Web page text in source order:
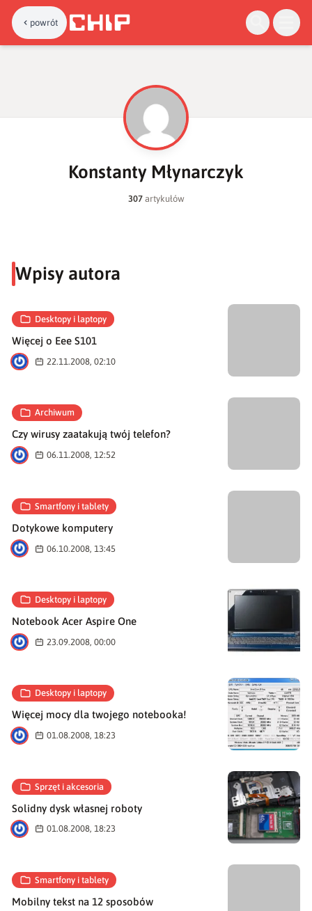
powrót
Konstanty Młynarczyk
307 artykułów
Wpisy autora
Desktopy i laptopy
Więcej o Eee S101
K
22.11.2008, 02:10
Archiwum
Czy wirusy zaatakują twój telefon?
K
06.11.2008, 12:52
Smartfony i tablety
Dotykowe komputery
K
06.10.2008, 13:45
Desktopy i laptopy
Notebook Acer Aspire One
K
23.09.2008, 00:00
Desktopy i laptopy
Więcej mocy dla twojego notebooka!
K
01.08.2008, 18:23
Sprzęt i akcesoria
Solidny dysk własnej roboty
K
01.08.2008, 18:23
Smartfony i tablety
Mobilny tekst na 12 sposobów